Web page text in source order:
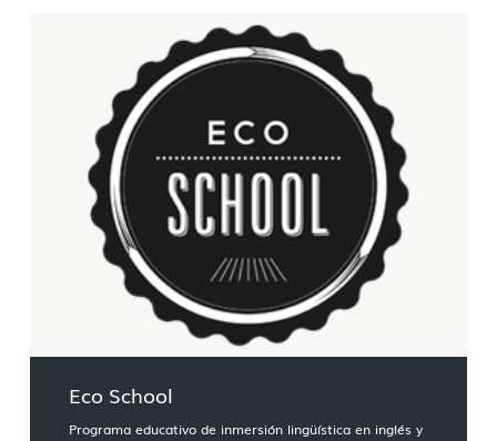
Eco School
Programa educativo de inmersión lingüística en inglés y